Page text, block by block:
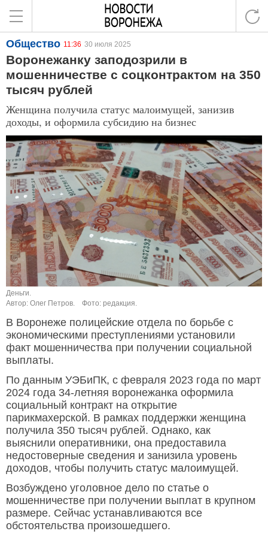
Общество 11:36 30 июля 2025
Воронежанку заподозрили в
мошенничестве с соцконтрактом на 350
тысяч рублей
Женщина получила статус малоимущей, занизив
доходы, и оформила субсидию на бизнес
Деньги.
Автор: Олег Петров.
Фото: редакция.
В Воронеже полицейские отдела по борьбе с
экономическими преступлениями установили
факт мошенничества при получении социальной
выплаты.
По данным УЭБиПК, с февраля 2023 года по март
2024 года 34-летняя воронежанка оформила
социальный контракт на открытие
парикмахерской. В рамках поддержки женщина
получила 350 тысяч рублей. Однако, как
выяснили оперативники, она предоставила
недостоверные сведения и занизила уровень
доходов, чтобы получить статус малоимущей.
Возбуждено уголовное дело по статье о
мошенничестве при получении выплат в крупном
размере. Сейчас устанавливаются все
обстоятельства произошедшего.